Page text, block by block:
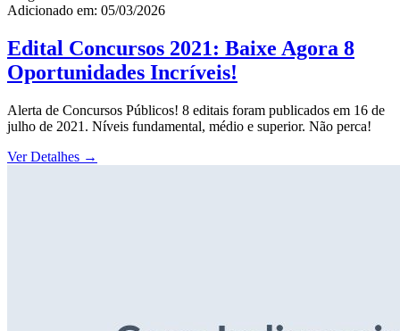
Adicionado em: 05/03/2026
Edital Concursos 2021: Baixe Agora 8
Oportunidades Incríveis!
Alerta de Concursos Públicos! 8 editais foram publicados em 16 de
julho de 2021. Níveis fundamental, médio e superior. Não perca!
Ver Detalhes →